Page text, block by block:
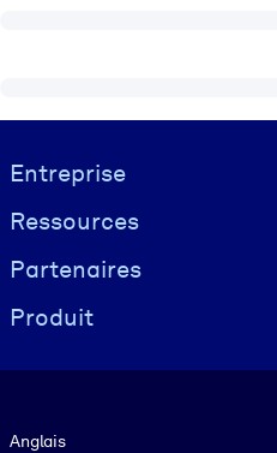
Visually hidden Text
Entreprise
Ressources
Partenaires
Produit
Anglais